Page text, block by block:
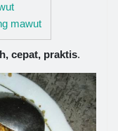
mawut
cepat, praktis.